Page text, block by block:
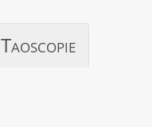
Taoscopie